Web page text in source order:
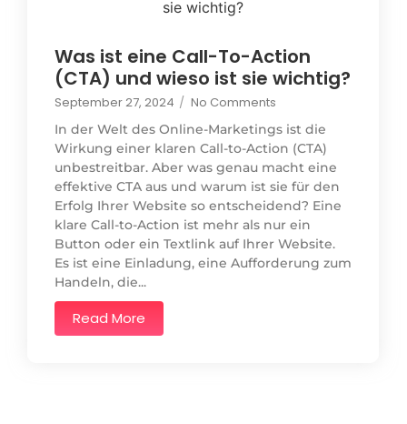
Was ist eine Call-To-Action
(CTA) und wieso ist sie wichtig?
September 27, 2024 / No Comments
In der Welt des Online-Marketings ist die
Wirkung einer klaren Call-to-Action (CTA)
unbestreitbar. Aber was genau macht eine
effektive CTA aus und warum ist sie für den
Erfolg Ihrer Website so entscheidend? Eine
klare Call-to-Action ist mehr als nur ein
Button oder ein Textlink auf Ihrer Website.
Es ist eine Einladung, eine Aufforderung zum
Handeln, die...
Read More